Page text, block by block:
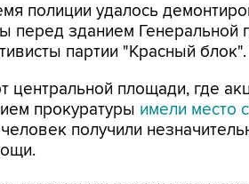
полиции удалось
перед зданием Генеральной
партии "Красный блок".
центральной площади, где
прокуратуры имели место
получили